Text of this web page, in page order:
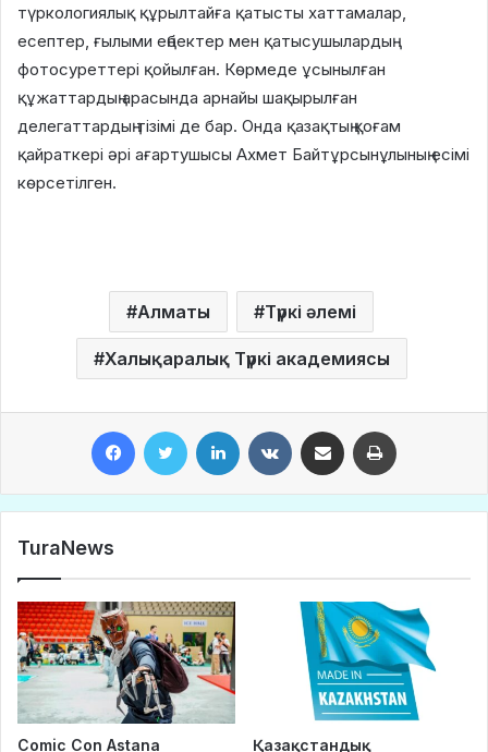
түркологиялық құрылтайға қатысты хаттамалар,
есептер, ғылыми еңбектер мен қатысушылардың
фотосуреттері қойылған. Көрмеде ұсынылған
құжаттардың арасында арнайы шақырылған
делегаттардың тізімі де бар. Онда қазақтың қоғам
қайраткері әрі ағартушысы Ахмет Байтұрсынұлының есімі
көрсетілген.
Алматы Түркі әлемі
Халықаралық Түркі академиясы
TuraNews
Comic Con Astana
Қазақстандық